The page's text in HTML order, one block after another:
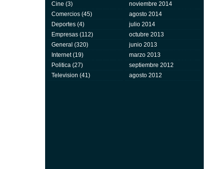
Cine (3)
Comercios (45)
Deportes (4)
Empresas (112)
General (320)
Internet(19)
Politica (27)
Television (41)
noviembre 2014
agosto 2014
julio 2014
octubre 2013
junio 2013
marzo 2013
septiembre 2012
agosto 2012